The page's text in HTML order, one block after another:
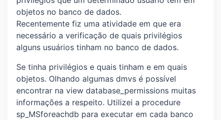
objetos no banco de dados.
Recentemente fiz uma atividade em que era
necessário a verificação de quais privilégios
alguns usuários tinham no banco de dados.
Se tinha privilégios e quais tinham e em quais
objetos. Olhando algumas dmvs é possível
encontrar na view database_permissions muitas
informações a respeito. Utilizei a procedure
sp_MSforeachdb para executar em cada banco